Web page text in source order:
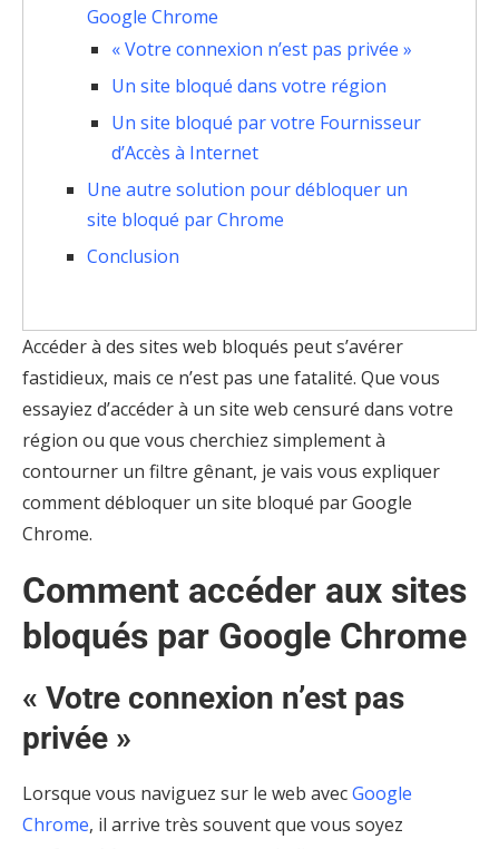
Google Chrome
« Votre connexion n’est pas privée »
Un site bloqué dans votre région
Un site bloqué par votre Fournisseur
d’Accès à Internet
Une autre solution pour débloquer un
site bloqué par Chrome
Conclusion
Accéder à des sites web bloqués peut s’avérer
fastidieux, mais ce n’est pas une fatalité. Que vous
essayiez d’accéder à un site web censuré dans votre
région ou que vous cherchiez simplement à
contourner un filtre gênant, je vais vous expliquer
comment débloquer un site bloqué par Google
Chrome.
Comment accéder aux sites
bloqués par Google Chrome
« Votre connexion n’est pas
privée »
Lorsque vous naviguez sur le web avecGoogle
Chrome, il arrive très souvent que vous soyez